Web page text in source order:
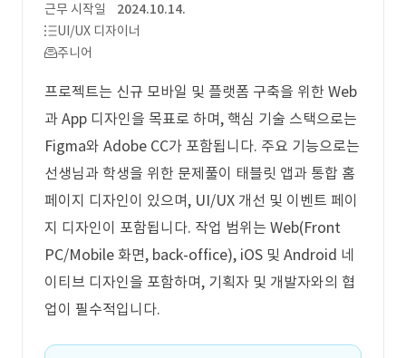
근무 시작일
2024.10.14.
UI/UX 디자이너
주니어
프로젝트는 신규 모바일 및 플랫폼 구축을 위한 Web
과 App 디자인을 목표로 하며, 핵심 기술 스택으로는
Figma와 Adobe CC가 포함됩니다. 주요 기능으로는
선생님과 학생을 위한 문제풀이 태블릿 앱과 통합 홈
페이지 디자인이 있으며, UI/UX 개선 및 이벤트 페이
지 디자인이 포함됩니다. 작업 범위는 Web(Front
PC/Mobile 화면, back-office), iOS 및 Android 네
이티브 디자인을 포함하며, 기획자 및 개발자와의 협
업이 필수적입니다.